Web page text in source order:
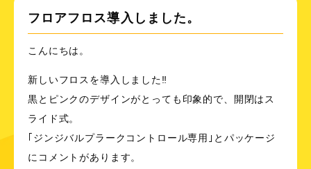
フロアフロス導入しました。
こんにちは。
新しいフロスを導入しました‼
黒とピンクのデザインがとっても印象的で、開閉はス
ライド式。
｢ジンジバルプラークコントロール専用｣とパッケージ
にコメントがあります。